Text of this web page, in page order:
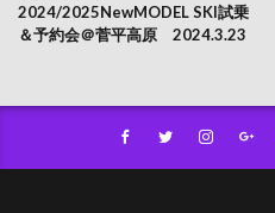
2024/2025NewMODEL SKI試乗
＆予約会＠菅平高原 2024.3.23